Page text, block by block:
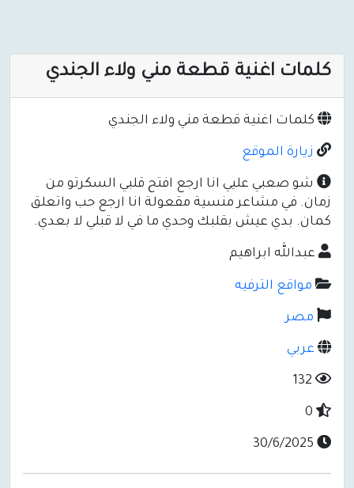
كلمات اغنية قطعة مني ولاء الجندي
كلمات اغنية قطعة مني ولاء الجندي
زيارة الموقع
شو صعبي عليي انا ارجع افتح قلبي السكرتو من
زمان. في مشاعر منسية مقعولة انا ارجع حب واتعلق
كمان. بدي عيش بقلبك وحدي ما في لا قبلي لا بعدي.
عبدالله ابراهيم
مواقع الترفيه
مصر
عربي